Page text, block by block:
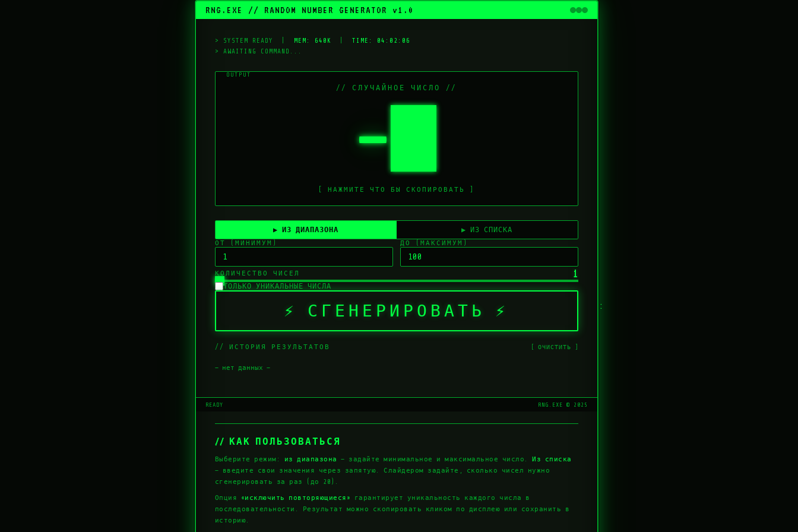
RNG.EXE // RANDOM NUMBER GENERATOR v1.0
> SYSTEM READY | MEM: 640K
TIME: 04:02:06
> AWAITING COMMAND...
// СЛУЧАЙНОЕ ЧИСЛО //
—
[ НАЖМИТЕ ЧТО БЫ СКОПИРОВАТЬ ]
▶ ИЗ ДИАПАЗОНА ▶ ИЗ СПИСКА
ОТ (МИНИМУМ) ДО (МАКСИМУМ)
КОЛИЧЕСТВО ЧИСЕЛ 1
ТОЛЬКО УНИКАЛЬНЫЕ ЧИСЛА
⚡ СГЕНЕРИРОВАТЬ ⚡
// ИСТОРИЯ РЕЗУЛЬТАТОВ [ ОЧИСТИТЬ ]
— нет данных —
READY RNG.EXE © 2025
// КАК ПОЛЬЗОВАТЬСЯ
Выберите режим: из диапазона — задайте минимальное и максимальное число. Из списка
— введите свои значения через запятую. Слайдером задайте, сколько чисел нужно
сгенерировать за раз (до 20).
Опция «исключить повторяющиеся» гарантирует уникальность каждого числа в
последовательности. Результат можно скопировать кликом по дисплею или сохранить в
историю.
: